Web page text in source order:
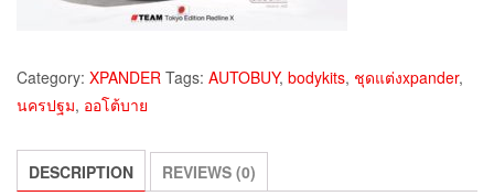
Category: XPANDER Tags: AUTOBUY, bodykits, ชุดแต่งxpander,
นครปฐม, ออโต้บาย
DESCRIPTION REVIEWS (0)